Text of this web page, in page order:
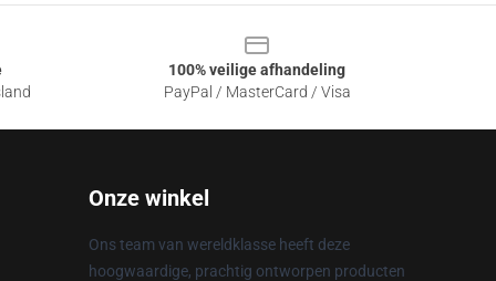
100% veilige afhandeling
PayPal / MasterCard / Visa
Onze winkel
Ons team van wereldklasse heeft deze
hoogwaardige, prachtig ontworpen producten